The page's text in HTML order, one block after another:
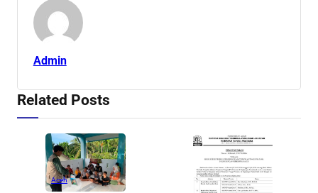
Admin
Related Posts
Aceh